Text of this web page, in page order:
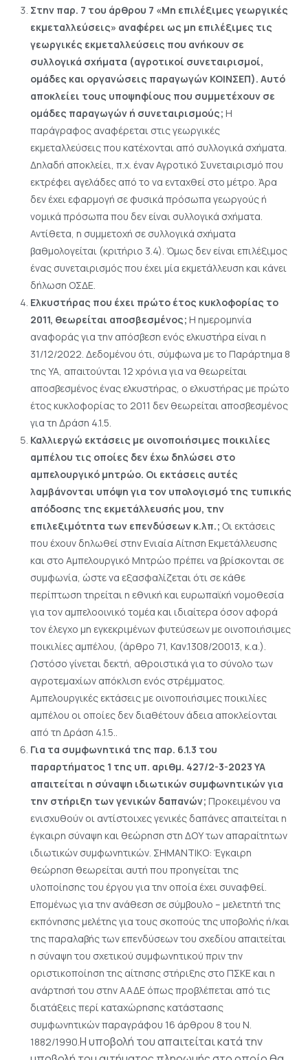
Στην παρ. 7 του άρθρου 7 «Μη επιλέξιμες γεωργικές
εκμεταλλεύσεις» αναφέρει ως μη επιλέξιμες τις
γεωργικές εκμεταλλεύσεις που ανήκουν σε
συλλογικά σχήματα (αγροτικοί συνεταιρισμοί,
ομάδες και οργανώσεις παραγωγών ΚΟΙΝΣΕΠ). Αυτό
αποκλείει τους υποψηφίους που συμμετέχουν σε
ομάδες παραγωγών ή συνεταιρισμούς; Η
παράγραφος αναφέρεται στις γεωργικές
εκμεταλλεύσεις που κατέχονται από συλλογικά σχήματα.
Δηλαδή αποκλείει, π.χ. έναν Αγροτικό Συνεταιρισμό που
εκτρέφει αγελάδες από το να ενταχθεί στο μέτρο. Άρα
δεν έχει εφαρμογή σε φυσικά πρόσωπα γεωργούς ή
νομικά πρόσωπα που δεν είναι συλλογικά σχήματα.
Αντίθετα, η συμμετοχή σε συλλογικά σχήματα
βαθμολογείται (κριτήριο 3.4). Όμως δεν είναι επιλέξιμος
ένας συνεταιρισμός που έχει μία εκμετάλλευση και κάνει
δήλωση ΟΣΔΕ.
Ελκυστήρας που έχει πρώτο έτος κυκλοφορίας το
2011, θεωρείται αποσβεσμένος; Η ημερομηνία
αναφοράς για την απόσβεση ενός ελκυστήρα είναι η
31/12/2022. Δεδομένου ότι, σύμφωνα με το Παράρτημα 8
της ΥΑ, απαιτούνται 12 χρόνια για να θεωρείται
αποσβεσμένος ένας ελκυστήρας, ο ελκυστήρας με πρώτο
έτος κυκλοφορίας το 2011 δεν θεωρείται αποσβεσμένος
για τη Δράση 4.1.5.
Καλλιεργώ εκτάσεις με οινοποιήσιμες ποικιλίες
αμπέλου τις οποίες δεν έχω δηλώσει στο
αμπελουργικό μητρώο. Οι εκτάσεις αυτές
λαμβάνονται υπόψη για τον υπολογισμό της τυπικής
απόδοσης της εκμετάλλευσής μου, την
επιλεξιμότητα των επενδύσεων κ.λπ.; Οι εκτάσεις
που έχουν δηλωθεί στην Ενιαία Αίτηση Εκμετάλλευσης
και στο Αμπελουργικό Μητρώο πρέπει να βρίσκονται σε
συμφωνία, ώστε να εξασφαλίζεται ότι σε κάθε
περίπτωση τηρείται η εθνική και ευρωπαϊκή νομοθεσία
για τον αμπελοοινικό τομέα και ιδιαίτερα όσον αφορά
τον έλεγχο μη εγκεκριμένων φυτεύσεων με οινοποιήσιμες
ποικιλίες αμπέλου, (άρθρο 71, Καν.1308/20013, κ.α.).
Ωστόσο γίνεται δεκτή, αθροιστικά για το σύνολο των
αγροτεμαχίων απόκλιση ενός στρέμματος.
Αμπελουργικές εκτάσεις με οινοποιήσιμες ποικιλίες
αμπέλου οι οποίες δεν διαθέτουν άδεια αποκλείονται
από τη Δράση 4.1.5..
Για τα συμφωνητικά της παρ. 6.1.3 του
παραρτήματος 1 της υπ. αριθμ. 427/2-3-2023 ΥΑ
απαιτείται η σύναψη ιδιωτικών συμφωνητικών για
την στήριξη των γενικών δαπανών; Προκειμένου να
ενισχυθούν οι αντίστοιχες γενικές δαπάνες απαιτείται η
έγκαιρη σύναψη και θεώρηση στη ΔΟΥ των απαραίτητων
ιδιωτικών συμφωνητικών. ΣΗΜΑΝΤΙΚΟ: Έγκαιρη
θεώρηση θεωρείται αυτή που προηγείται της
υλοποίησης του έργου για την οποία έχει συναφθεί.
Επομένως για την ανάθεση σε σύμβουλο – μελετητή της
εκπόνησης μελέτης για τους σκοπούς της υποβολής ή/και
της παραλαβής των επενδύσεων του σχεδίου απαιτείται
η σύναψη του σχετικού συμφωνητικού πριν την
οριστικοποίηση της αίτησης στήριξης στο ΠΣΚΕ και η
ανάρτησή του στην ΑΑΔΕ όπως προβλέπεται από τις
διατάξεις περί καταχώρησης κατάστασης
συμφωνητικών παραγράφου 16 άρθρου 8 του Ν.
1882/1990. Η υποβολή του απαιτείται κατά την